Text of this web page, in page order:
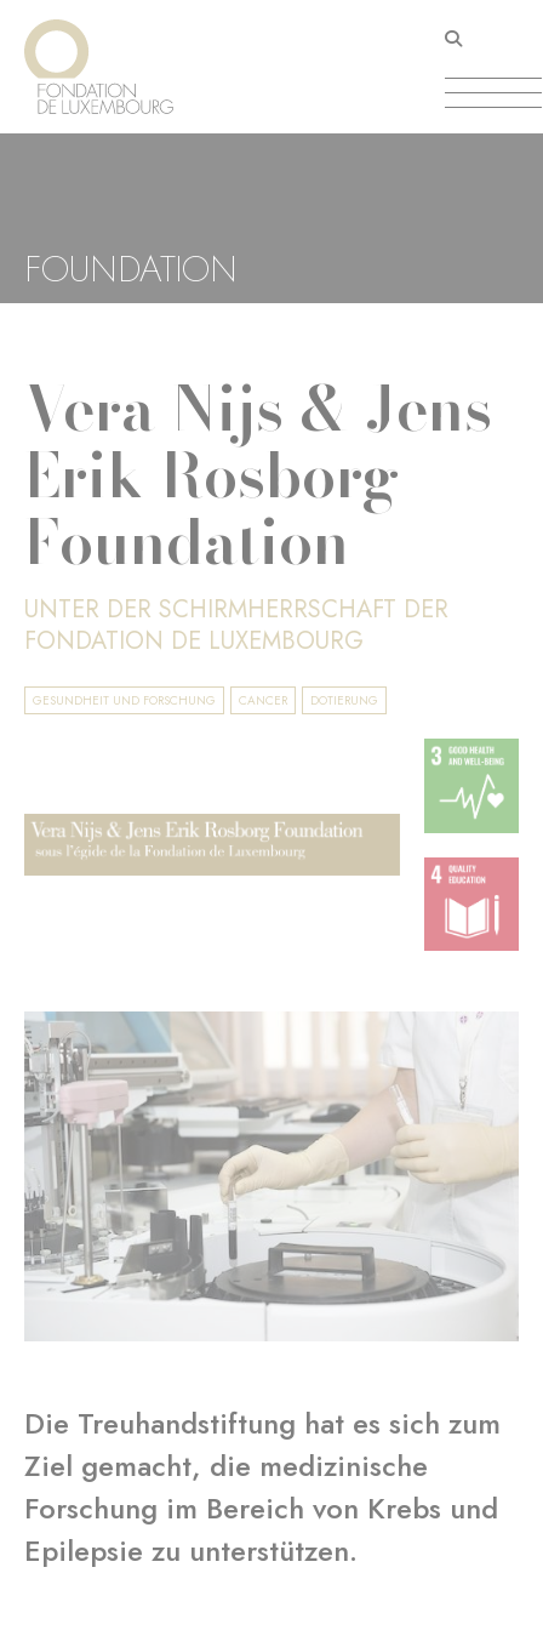
Direkt
zum
Inhalt
FOUNDATION
Vera Nijs & Jens
Erik Rosborg
Foundation
UNTER DER SCHIRMHERRSCHAFT DER
FONDATION DE LUXEMBOURG
GESUNDHEIT UND FORSCHUNG CANCER DOTIERUNG
Die Treuhandstiftung hat es sich zum
Ziel gemacht, die medizinische
Forschung im Bereich von Krebs und
Epilepsie zu unterstützen.
Cookie-Einstellungen